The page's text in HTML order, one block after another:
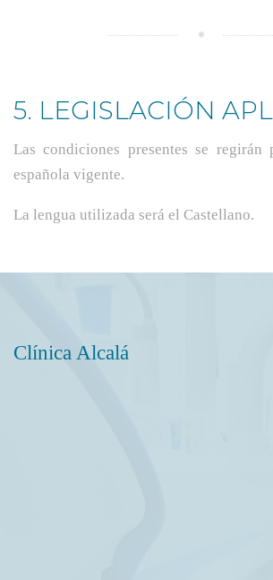
5. LEGISLACIÓN
Las condiciones presentes se
española vigente.
La lengua utilizada será el Castellano.
Clínica Alcalá